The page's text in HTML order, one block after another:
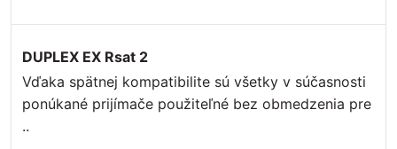
DUPLEX EX Rsat 2
Vďaka spätnej kompatibilite sú všetky v súčasnosti
ponúkané prijímače použiteľné bez obmedzenia pre
..